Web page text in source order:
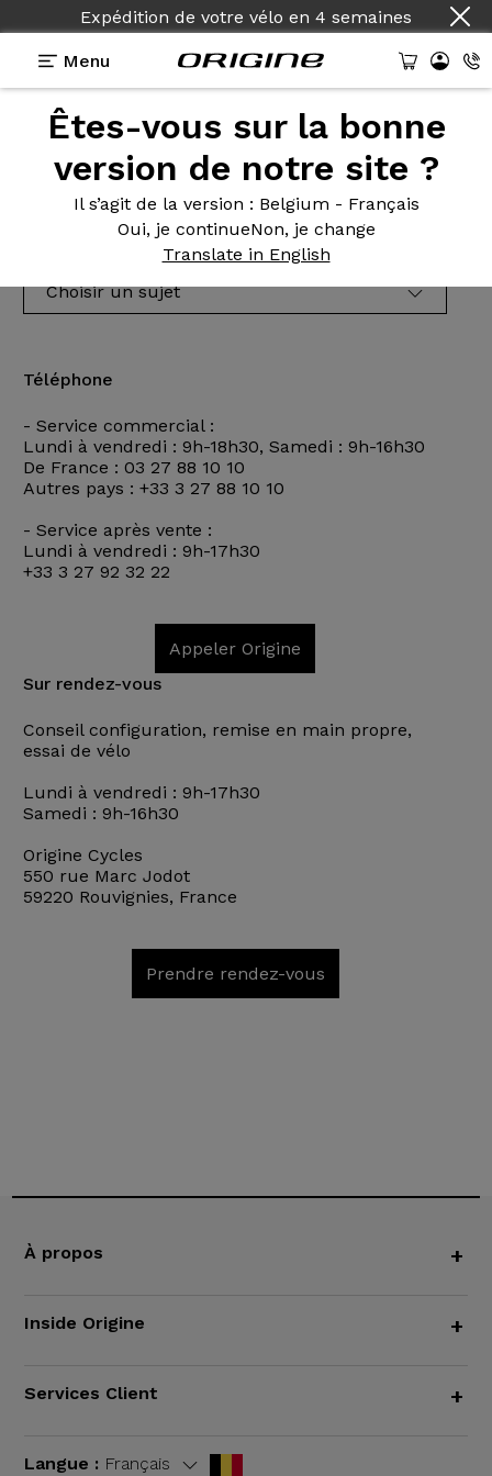
Expédition de votre vélo en 4 semaines
Menu
Êtes-vous sur la bonne
version de notre site ?
Il s’agit de la version : Belgium - Français
Oui, je continueNon, je change
Translate in English
Nouscontacter
Veuillez choisir votre sujet et votre question dans
le menu déroulant avant de nous contacter.
Choisir un sujet
Téléphone
- Service commercial :
Lundi à vendredi : 9h-18h30, Samedi : 9h-16h30
De France : 03 27 88 10 10
Autres pays : +33 3 27 88 10 10
- Service après vente :
Lundi à vendredi : 9h-17h30
+33 3 27 92 32 22
Appeler Origine
Sur rendez-vous
Conseil configuration, remise en main propre,
essai de vélo
Lundi à vendredi : 9h-17h30
Samedi : 9h-16h30
Origine Cycles
550 rue Marc Jodot
59220 Rouvignies, France
Prendre rendez-vous
À propos +
Inside Origine +
Services Client +
Langue : Français